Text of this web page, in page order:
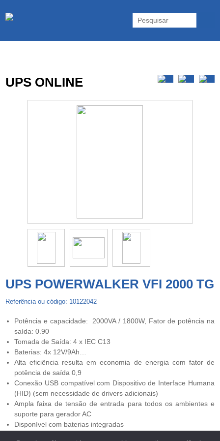
Inversores e acessórios. Portugal.
UPS ONLINE
UPS POWERWALKER VFI 2000 TG
Referência ou código: 10122042
Potência e capacidade: 2000VA / 1800W, Fator de potência na
saída: 0.90
Tomada de Saída: 4 x IEC C13
Baterias: 4x 12V/9Ah…
Alta eficiência resulta em economia de energia com fator de
potência de saída 0,9
Conexão USB compatível com Dispositivo de Interface Humana
(HID) (sem necessidade de drivers adicionais)
Ampla faixa de tensão de entrada para todos os ambientes e
suporte para gerador AC
Disponível com baterias integradas